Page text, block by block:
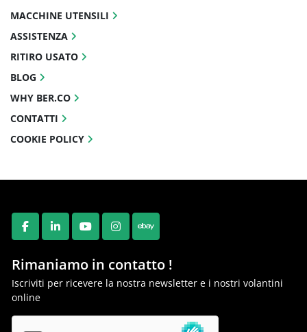
FACEBOOK
LINKEDINYOUTUBEINSTAGRAM
EBAY
Rimaniamo in contatto !
Iscriviti per ricevere la nostra newsletter e i nostri volantini
online
MACCHINE UTENSILI
ASSISTENZA
RITIRO USATO
BLOG
WHY BER.CO
CONTATTI
COOKIE POLICY